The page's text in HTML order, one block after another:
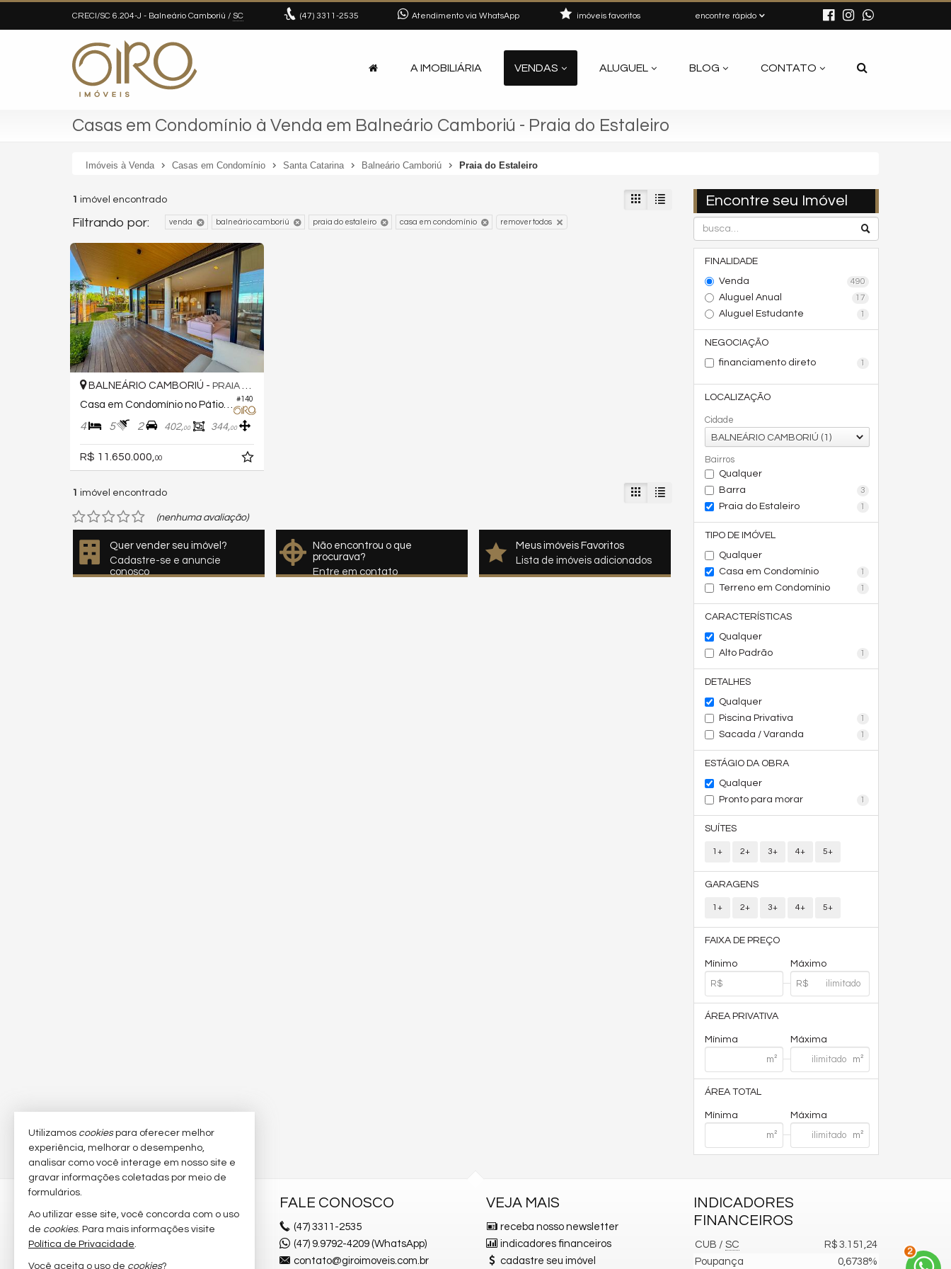
CRECI/SC 6.204-J - Balneário Camboriú / SC (47) 3311-2535 Atendimento via WhatsApp encontre rápido
imóveis favoritos
A IMOBILIÁRIA VENDAS ALUGUEL BLOG CONTATO
Casas em Condomínio à Venda em Balneário Camboriú - Praia do Estaleiro
Imóveis à Venda Casas em Condomínio Santa Catarina Balneário Camboriú Praia do Estaleiro
Encontre seu Imóvel
FINALIDADE
Venda
490
Aluguel Anual 17
Aluguel Estudante 1
NEGOCIAÇÃO
financiamento direto
1
LOCALIZAÇÃO
Cidade
BALNEÁRIO CAMBORIÚ (1)
Bairros
Qualquer
Barra
3
Praia do Estaleiro 1
TIPO DE IMÓVEL
Qualquer
Casa em Condomínio
1
Terreno em Condomínio 1
CARACTERÍSTICAS
Qualquer
Alto Padrão
1
DETALHES
Qualquer
Piscina Privativa
1
Sacada / Varanda 1
ESTÁGIO DA OBRA
Qualquer
Pronto para morar
1
SUÍTES
1+ 2+ 3+ 4+ 5+
GARAGENS
1+ 2+ 3+ 4+ 5+
FAIXA DE PREÇO
Mínimo Máximo
ÁREA PRIVATIVA
Mínima Máxima
ÁREA TOTAL
Mínima Máxima
1 imóvel encontrado
Filtrando por: venda balneário camboriú praia do estaleiro casa em condomínio remover todos
#140
BALNEÁRIO CAMBORIÚ - PRAIA DO ESTALEIRO
4 5 2 402,00 344,00
R$ 11.650.000, 00
1 imóvel encontrado
(nenhuma avaliação)
Quer vender seu imóvel?
Cadastre-se e anuncie
conosco
Não encontrou o que
procurava?
Entre em contato
Meus imóveis Favoritos
Lista de imóveis adicionados
R. 500, 75, Sala 3
Centro - 88330-711
Balneário Camboriú /
FALE CONOSCO
(47)3311-2535
(47) 9.9792-4209 (WhatsApp)
contato@giroimoveis.com.br
VEJA MAIS
receba nosso newsletter
indicadores financeiros
cadastre seu imóvel
INDICADORES
FINANCEIROS
CUB / SC
R$ 3.151,24
Poupança
0,6738%
2
Utilizamos cookiespara oferecer melhor
experiência, melhorar o desempenho,
analisar como você interage em nosso site e
gravar informações coletadas por meio de
formulários.
Ao utilizar esse site, você concorda com o uso
de cookies. Para mais informações visite
Política de Privacidade.
Você aceita o uso de cookies?